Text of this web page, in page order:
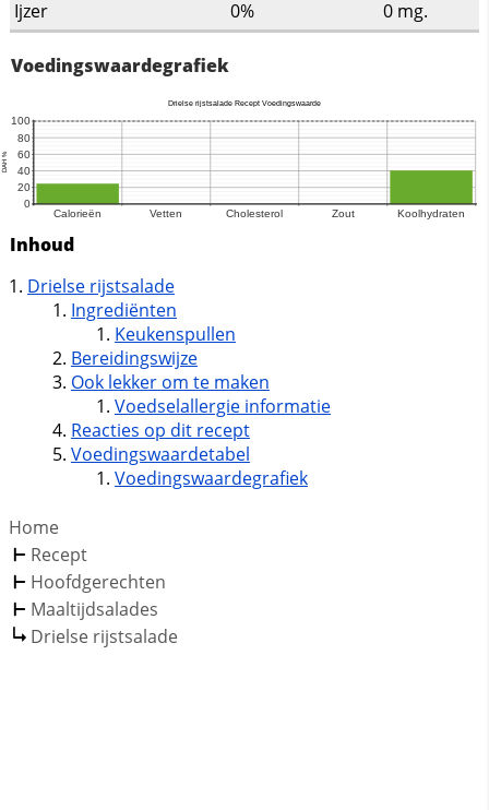
Ijzer 0% 0 mg.
Voedingswaardegrafiek
Inhoud
Drielse rijstsalade
Ingrediënten
Keukenspullen
Bereidingswijze
Ook lekker om te maken
Voedselallergie informatie
Reacties op dit recept
Voedingswaardetabel
Voedingswaardegrafiek
Home
Recept
Hoofdgerechten
Maaltijdsalades
Drielse rijstsalade